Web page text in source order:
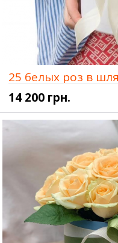
25 белых роз в
14 200 грн.